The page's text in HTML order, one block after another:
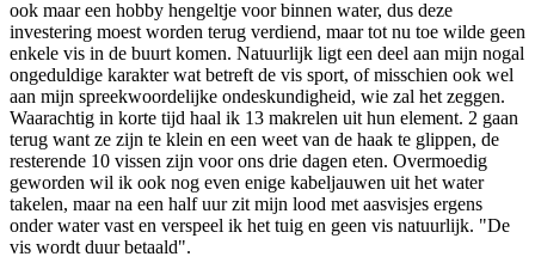
ook maar een hobby hengeltje voor binnen water, dus deze
investering moest worden terug verdiend, maar tot nu toe wilde geen
enkele vis in de buurt komen. Natuurlijk ligt een deel aan mijn nogal
ongeduldige karakter wat betreft de vis sport, of misschien ook wel
aan mijn spreekwoordelijke ondeskundigheid, wie zal het zeggen.
Waarachtig in korte tijd haal ik 13 makrelen uit hun element. 2 gaan
terug want ze zijn te klein en een weet van de haak te glippen, de
resterende 10 vissen zijn voor ons drie dagen eten. Overmoedig
geworden wil ik ook nog even enige kabeljauwen uit het water
takelen, maar na een half uur zit mijn lood met aasvisjes ergens
onder water vast en verspeel ik het tuig en geen vis natuurlijk. "De
vis wordt duur betaald".